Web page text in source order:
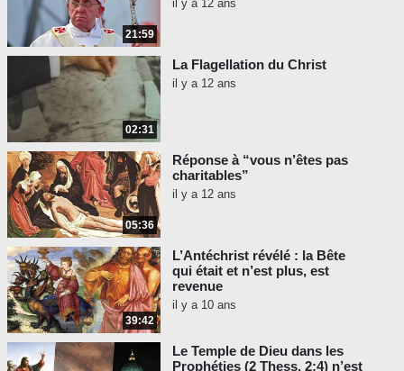
21:59
il y a 12 ans
02:31
La Flagellation du Christ
il y a 12 ans
05:36
Réponse à “vous n’êtes pas
charitables”
il y a 12 ans
39:42
L’Antéchrist révélé : la Bête
qui était et n’est plus, est
revenue
il y a 10 ans
Le Temple de Dieu dans les
Prophéties (2 Thess. 2:4) n’est